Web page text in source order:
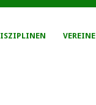
VEREINE